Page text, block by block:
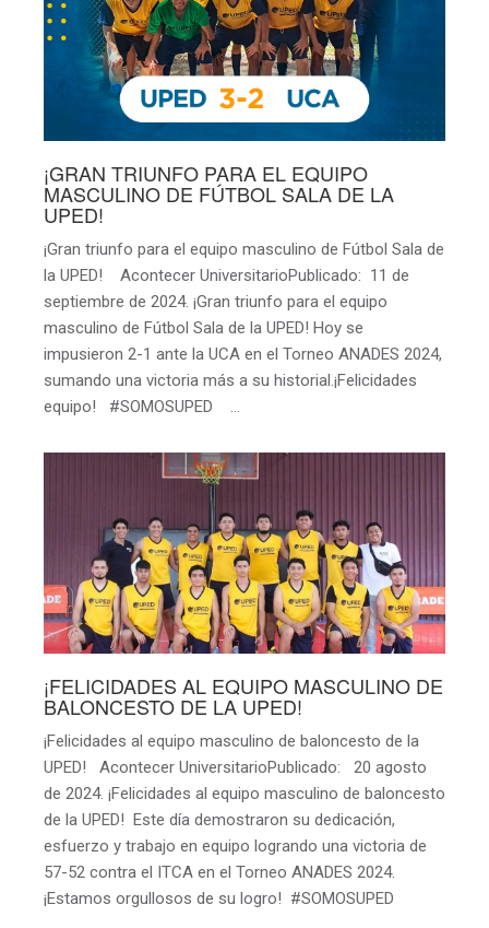
¡GRAN TRIUNFO PARA EL EQUIPO
MASCULINO DE FÚTBOL SALA DE LA
UPED!
¡Gran triunfo para el equipo masculino de Fútbol Sala de
la UPED! Acontecer UniversitarioPublicado: 11 de
septiembre de 2024. ¡Gran triunfo para el equipo
masculino de Fútbol Sala de la UPED! Hoy se
impusieron 2-1 ante la UCA en el Torneo ANADES 2024,
sumando una victoria más a su historial.¡Felicidades
equipo! #SOMOSUPED …
¡FELICIDADES AL EQUIPO MASCULINO DE
BALONCESTO DE LA UPED!
¡Felicidades al equipo masculino de baloncesto de la
UPED! Acontecer UniversitarioPublicado: 20 agosto
de 2024. ¡Felicidades al equipo masculino de baloncesto
de la UPED! Este día demostraron su dedicación,
esfuerzo y trabajo en equipo logrando una victoria de
57-52 contra el ITCA en el Torneo ANADES 2024.
¡Estamos orgullosos de su logro! #SOMOSUPED